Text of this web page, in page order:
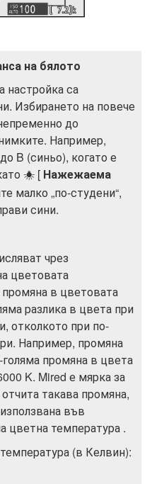
на бялото
настройка са
Избирането на повече
до
Например,
B (синьо), когато е
J [ Нажежаема
малко „по-студени“,
сини.
чрез
цветовата
промяна в цветовата
разлика в цвета при
отколкото при по-
Например, промяна
промяна в цвета
K. Mired е мярка за
такава промяна,
във
цветна температура .
(в Келвин):